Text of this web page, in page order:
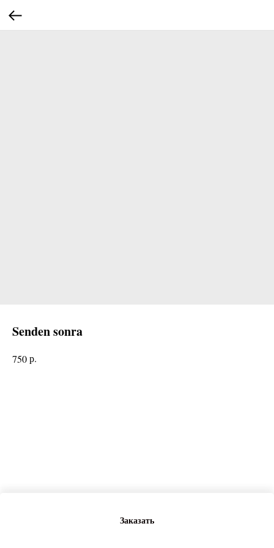
Senden sonra
750р.
Заказать